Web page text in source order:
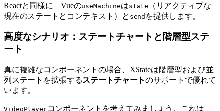
Reactと同様に、VueのuseMachineはstate
（リアクティブな
現在のステートとコンテキスト）と send を提供します。
高度なシナリオ：ステートチャートと階層型ステ
ート
真に複雑なコンポーネントの場合、XStateは階層型および並
列ステートを拡張する ステートチャートのサポートで優れて
います。
VideoPlayerコンポーネントを考えてみましょう。これは